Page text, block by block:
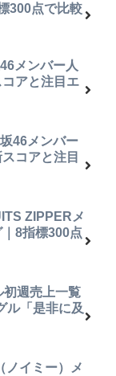
300点で比較
メンバー人
アと注目エ
46メンバー
コアと注目
ZIPPERメ
8指標300点
初週売上一覧
ル「是非に及
ノイミー）メ